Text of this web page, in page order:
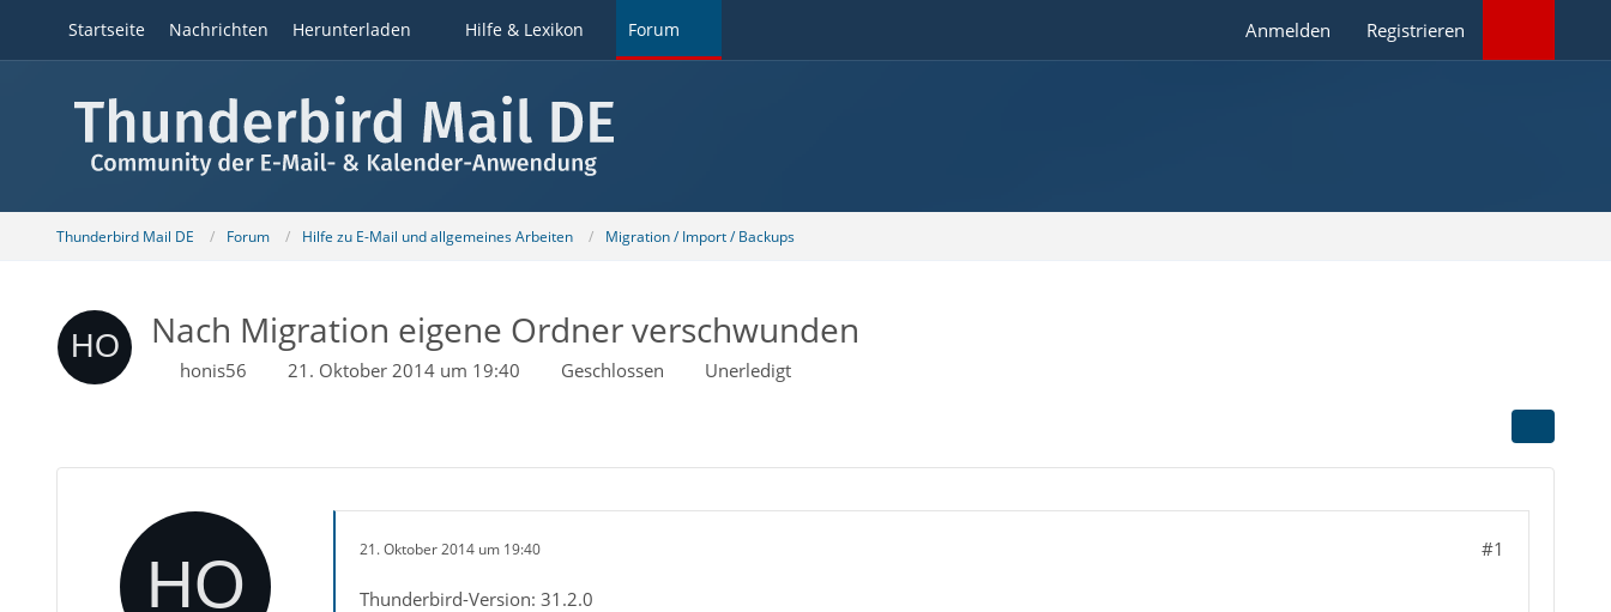
Startseite Nachrichten Herunterladen Hilfe & Lexikon Forum Anmelden Registrieren
Thunderbird Mail DE Forum Hilfe zu E-Mail und allgemeines Arbeiten Migration / Import / Backups
Nach Migration eigene Ordner verschwunden
honis56 21. Oktober 2014 um 19:40 Geschlossen Unerledigt
21. Oktober 2014 um 19:40 #1
Thunderbird-Version: 31.2.0